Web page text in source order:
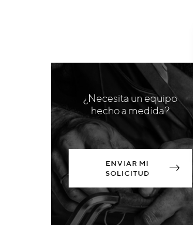
¿Necesita un equipo
hecho a medida?
ENVIAR MI
SOLICITUD